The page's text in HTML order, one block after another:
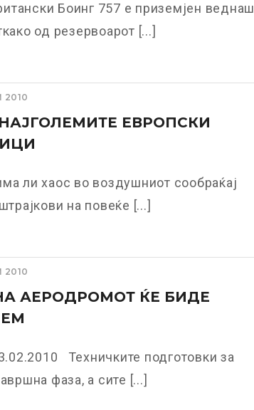
Боинг 757 е приземјен веднаш
од резервоарот [...]
ЕВРОПСКИ
ли хаос во воздушниот сообраќај
на повеќе [...]
АЕРОДРОМОТ ЌЕ БИДЕ
Техничките подготовки за
фаза, а сите [...]